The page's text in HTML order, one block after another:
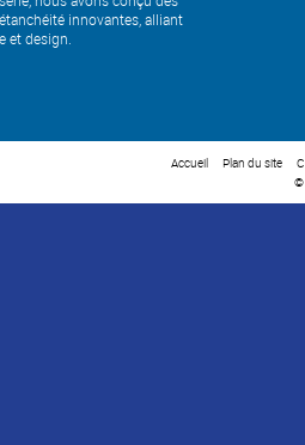
innovantes, alliant
et design.
Accueil Plan du site
©